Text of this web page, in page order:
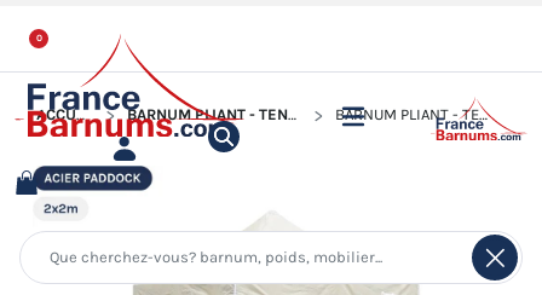
0
ACCUEIL BARNUM PLIANT - TENTE ACIER PADDOCK BARNUM PLIANT - TENTE ACIER PADDOCK 2MX2M BEIGE AVEC PORTE - PACK 4 CLOISONS